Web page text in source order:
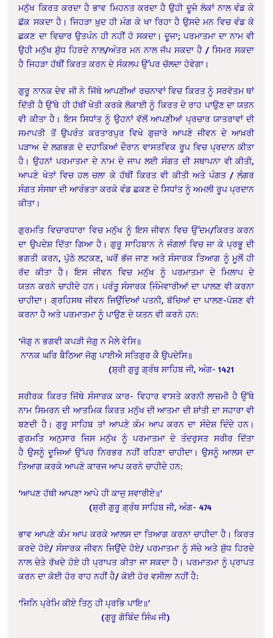
ਮਨੁੱਖ ਕਿਰਤ ਕਰਦਾ ਹੈ ਭਾਵ ਮਿਹਨਤ ਕਰਦਾ ਹੈ ਉਹੀ ਦੂਜੇ ਲੋਕਾਂ ਨਾਲ ਵੰਡ ਕੇ
ਛੱਕ ਸਕਦਾ ਹੈ। ਜਿਹੜਾ ਖ਼ੁਦ ਹੀ ਮੰਗ ਕੇ ਖਾ ਰਿਹਾ ਹੈ ਉਸਦੇ ਮਨ ਵਿਚ ਵੰਡ ਕੇ
ਛਕਣ ਦਾ ਵਿਚਾਰ ਉਤਪੰਨ ਹੀ ਨਹੀਂ ਹੋ ਸਕਦਾ। ਦੂਜਾ; ਪਰਮਾਤਮਾ ਦਾ ਨਾਮ ਵੀ
ਉਹੀ ਮਨੁੱਖ ਸ਼ੁੱਧ ਹਿਰਦੇ ਨਾਲ/ਅੰਤਰ ਮਨ ਨਾਲ ਜੱਪ ਸਕਦਾ ਹੈ / ਸਿਮਰ ਸਕਦਾ
ਹੈ ਜਿਹੜਾ ਹੱਥੀਂ ਕਿਰਤ ਕਰਨ ਦੇ ਸੰਕਲਪ ਉੱਪਰ ਚੱਲਦਾ ਹੋਵੇਗਾ।
ਗੁਰੂ ਨਾਨਕ ਦੇਵ ਜੀ ਨੇ ਜਿੱਥੇ ਆਪਣੀਆਂ ਰਚਨਾਵਾਂ ਵਿਚ ਕਿਰਤ ਨੂੰ ਸਰਵੋਤਮ ਥਾਂ
ਦਿੱਤੀ ਹੈ ਉੱਥੇ ਹੀ ਹੱਥੀਂ ਖੇਤੀ ਕਰਕੇ ਲੋਕਾਈ ਨੂੰ ਕਿਰਤ ਦੇ ਰਾਹ ਪਾਉਣ ਦਾ ਯਤਨ
ਵੀ ਕੀਤਾ ਹੈ। ਇਸ ਸਿਧਾਂਤ ਨੂੰ ਉਹਨਾਂ ਵੱਲੋਂ ਆਪਣੀਆਂ ਪ੍ਰਚਾਰ ਯਾਤਰਾਵਾਂ ਦੀ
ਸਮਾਪਤੀ ਤੋਂ ਉਪਰੰਤ ਕਰਤਾਰਪੁਰ ਵਿਖੇ ਗੁਜ਼ਾਰੇ ਆਪਣੇ ਜੀਵਨ ਦੇ ਆਖ਼ਰੀ
ਪੜਾਅ ਦੇ ਲਗਭਗ ਦੋ ਦਹਾਕਿਆਂ ਦੌਰਾਨ ਵਾਸਤਵਿਕ ਰੂਪ ਵਿਚ ਪ੍ਰਦਾਨ ਕੀਤਾ
ਹੈ। ਉਹਨਾਂ ਪਰਮਾਤਮਾ ਦੇ ਨਾਮ ਦੇ ਜਾਪ ਲਈ ਸੰਗਤ ਦੀ ਸਥਾਪਨਾ ਵੀ ਕੀਤੀ,
ਆਪਣੇ ਖੇਤਾਂ ਵਿਚ ਹਲ ਚਲਾ ਕੇ ਹੱਥੀਂ ਕਿਰਤ ਵੀ ਕੀਤੀ ਅਤੇ ਪੰਗਤ / ਲੰਗਰ
ਸੰਗਤ ਸੰਸਥਾ ਦੀ ਆਰੰਭਤਾ ਕਰਕੇ ਵੰਡ ਛਕਣ ਦੇ ਸਿਧਾਂਤ ਨੂੰ ਅਮਲੀ ਰੂਪ ਪ੍ਰਦਾਨ
ਕੀਤਾ।
ਗੁਰਮਤਿ ਵਿਚਾਰਧਾਰਾ ਵਿਚ ਮਨੁੱਖ ਨੂੰ ਇਸ ਜੀਵਨ ਵਿਚ ਉੱਦਮ/ਕਿਰਤ ਕਰਨ
ਦਾ ਉਪਦੇਸ਼ ਦਿੱਤਾ ਗਿਆ ਹੈ। ਗੁਰੂ ਸਾਹਿਬਾਨ ਨੇ ਜੰਗਲਾਂ ਵਿਚ ਜਾ ਕੇ ਪ੍ਰਭੂ ਦੀ
ਭਗਤੀ ਕਰਨ, ਪੁੱਠੇ ਲਟਕਣ, ਘਰੋਂ ਭੱਜ ਜਾਣ ਅਤੇ ਸੰਸਾਰਕ ਤਿਆਗ ਨੂੰ ਮੂਲੋਂ ਹੀ
ਰੱਦ ਕੀਤਾ ਹੈ। ਇਸ ਜੀਵਨ ਵਿਚ ਮਨੁੱਖ ਨੂੰ ਪਰਮਾਤਮਾ ਦੇ ਮਿਲਾਪ ਦੇ
ਯਤਨ ਕਰਨੇ ਚਾਹੀਦੇ ਹਨ। ਪਰੰਤੂ ਸੰਸਾਰਕ ਜਿ਼ੰਮੇਵਾਰੀਆਂ ਦਾ ਪਾਲਣ ਵੀ ਕਰਨਾ
ਚਾਹੀਦਾ। ਗ੍ਰਹਿਸਥ ਜੀਵਨ ਜਿਉਂਦਿਆਂ ਪਤਨੀ, ਬੱਚਿਆਂ ਦਾ ਪਾਲਣ-ਪੋਸ਼ਣ ਵੀ
ਕਰਨਾ ਹੈ ਅਤੇ ਪਰਮਾਤਮਾ ਨੂੰ ਪਾਉਣ ਦੇ ਯਤਨ ਵੀ ਕਰਨੇ ਹਨ:
‘ਜੋਗੁ ਨ ਭਗਵੀ ਕਪੜੀ ਜੋਗੁ ਨ ਮੈਲੇ ਵੇਸਿ॥
ਨਾਨਕ ਘਰਿ ਬੈਠਿਆ ਜੋਗੁ ਪਾਈਐ ਸਤਿਗੁਰ ਕੈ ਉਪਦੇਸਿ॥
(ਸ਼੍ਰੀ ਗੁਰੂ ਗ੍ਰੰਥ ਸਾਹਿਬ ਜੀ, ਅੰਗ- 1421
ਸਰੀਰਕ ਕਿਰਤ ਜਿੱਥੇ ਸੰਸਾਰਕ ਕਾਰ- ਵਿਹਾਰ ਵਾਸਤੇ ਕਰਨੀ ਲਾਜ਼ਮੀ ਹੈ ਉੱਥੇ
ਨਾਮ ਸਿਮਰਨ ਦੀ ਆਤਮਿਕ ਕਿਰਤ ਮਨੁੱਖ ਦੀ ਆਤਮਾ ਦੀ ਸ਼ਾਂਤੀ ਦਾ ਸਹਾਰਾ ਵੀ
ਬਣਦੀ ਹੈ। ਗੁਰੂ ਸਾਹਿਬ ਤਾਂ ਆਪਣੇ ਕੰਮ ਆਪ ਕਰਨ ਦਾ ਸੰਦੇਸ਼ ਦਿੰਦੇ ਹਨ।
ਗੁਰਮਤਿ ਅਨੁਸਾਰ ਜਿਸ ਮਨੁੱਖ ਨੂੰ ਪਰਮਾਤਮਾ ਦੇ ਤੰਦਰੁਸਤ ਸਰੀਰ ਦਿੱਤਾ
ਹੈ ਉਸਨੂੰ ਦੂਜਿਆਂ ਉੱਪਰ ਨਿਰਭਰ ਨਹੀਂ ਰਹਿਣਾ ਚਾਹੀਦਾ। ਉਸਨੂੰ ਆਲਸ ਦਾ
ਤਿਆਗ ਕਰਕੇ ਆਪਣੇ ਕਾਰਜ ਆਪ ਕਰਨੇ ਚਾਹੀਦੇ ਹਨ:
‘ਆਪਣ ਹੱਥੀ ਆਪਣਾ ਆਪੇ ਹੀ ਕਾਜੁ ਸਵਾਰੀਏ॥’
(ਸ਼੍ਰੀ ਗੁਰੂ ਗ੍ਰੰਥ ਸਾਹਿਬ ਜੀ, ਅੰਗ- 474
ਭਾਵ ਆਪਣੇ ਕੰਮ ਆਪ ਕਰਕੇ ਆਲਸ ਦਾ ਤਿਆਗ ਕਰਨਾ ਚਾਹੀਦਾ ਹੈ। ਕਿਰਤ
ਕਰਦੇ ਹੋਏ/ ਸੰਸਾਰਕ ਜੀਵਨ ਜਿਉਂਦੇ ਹੋਏ/ ਪਰਮਾਤਮਾ ਨੂੰ ਸੱਚੇ ਅਤੇ ਸ਼ੁੱਧ ਹਿਰਦੇ
ਨਾਲ ਚੇਤੇ ਰੱਖਦੇ ਹੋਏ ਹੀ ਪ੍ਰਾਪਤ ਕੀਤਾ ਜਾ ਸਕਦਾ ਹੈ। ਪਰਮਾਤਮਾ ਨੂੰ ਪ੍ਰਾਪਤ
ਕਰਨ ਦਾ ਕੋਈ ਹੋਰ ਰਾਹ ਨਹੀਂ ਹੈ/ ਕੋਈ ਹੋਰ ਵਸੀਲਾ ਨਹੀਂ ਹੈ:
‘ਜਿਨਿ ਪ੍ਰੇਮਿ ਕੀਏ ਤਿਨੁ ਹੀ ਪ੍ਰਭਿ ਪਾਇ॥’
(ਗੁਰੂ ਗੋਬਿੰਦ ਸਿੰਘ ਜੀ)